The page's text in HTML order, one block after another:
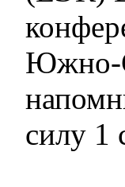
Южно-
силу 1